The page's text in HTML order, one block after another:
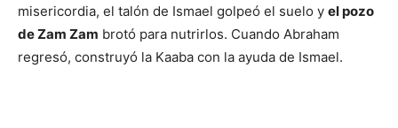
misericordia, el talón de Ismael golpeó el suelo y el pozo
de Zam Zam brotó para nutrirlos. Cuando Abraham
regresó, construyó la Kaaba con la ayuda de Ismael.